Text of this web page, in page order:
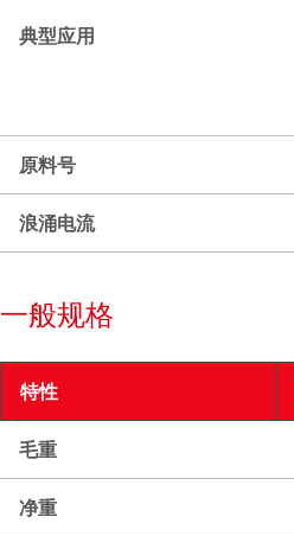
典型应用
原料号
浪涌电流
一般规格
特性
毛重
净重